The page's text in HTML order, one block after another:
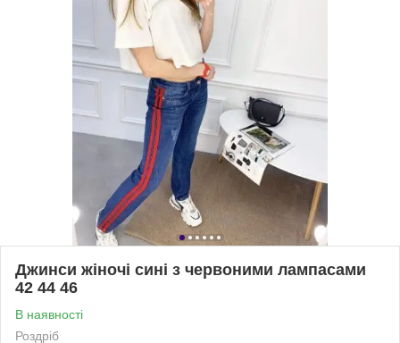
Джинси жіночі сині з червоними лампасами
42 44 46
В наявності
Роздріб